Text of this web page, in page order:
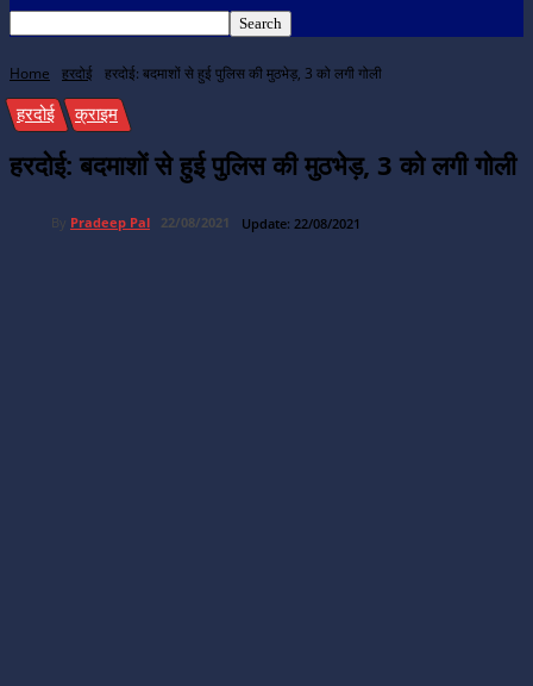
Home हरदोई हरदोई: बदमाशों से हुई पुलिस की मुठभेड़, 3 को लगी गोली
हरदोई क्राइम
हरदोई: बदमाशों से हुई पुलिस की मुठभेड़, 3 को लगी गोली
By Pradeep Pal 22/08/2021 Update: 22/08/2021